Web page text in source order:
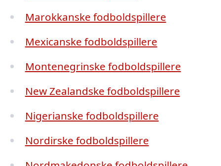
Marokkanske fodboldspillere
Mexicanske fodboldspillere
Montenegrinske fodboldspillere
New Zealandske fodboldspillere
Nigerianske fodboldspillere
Nordirske fodboldspillere